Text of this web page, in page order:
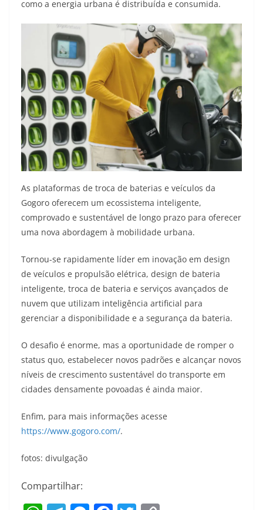
como a energia urbana é distribuída e consumida.
As plataformas de troca de baterias e veículos da
Gogoro oferecem um ecossistema inteligente,
comprovado e sustentável de longo prazo para oferecer
uma nova abordagem à mobilidade urbana.
Tornou-se rapidamente líder em inovação em design
de veículos e propulsão elétrica, design de bateria
inteligente, troca de bateria e serviços avançados de
nuvem que utilizam inteligência artificial para
gerenciar a disponibilidade e a segurança da bateria.
O desafio é enorme, mas a oportunidade de romper o
status quo, estabelecer novos padrões e alcançar novos
níveis de crescimento sustentável do transporte em
cidades densamente povoadas é ainda maior.
Enfim, para mais informações acesse
https://www.gogoro.com/.
fotos: divulgação
Compartilhar: